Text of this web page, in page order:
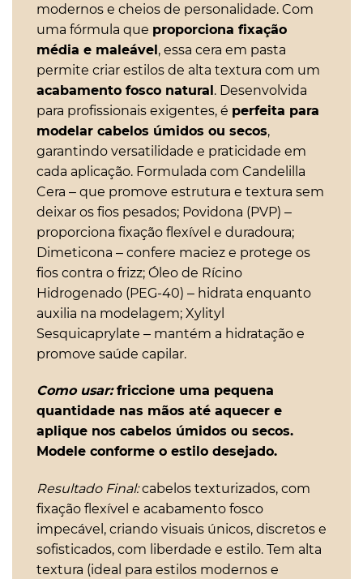
modernos e cheios de personalidade. Com
uma fórmula que proporciona fixação
média e maleável, essa cera em pasta
permite criar estilos de alta textura com um
acabamento fosco natural. Desenvolvida
para profissionais exigentes, é perfeita para
modelar cabelos úmidos ou secos,
garantindo versatilidade e praticidade em
cada aplicação. Formulada com Candelilla
Cera – que promove estrutura e textura sem
deixar os fios pesados; Povidona (PVP) –
proporciona fixação flexível e duradoura;
Dimeticona – confere maciez e protege os
fios contra o frizz; Óleo de Rícino
Hidrogenado (PEG-40) – hidrata enquanto
auxilia na modelagem; Xylityl
Sesquicaprylate – mantém a hidratação e
promove saúde capilar.
Como usar:friccione uma pequena
quantidade nas mãos até aquecer e
aplique nos cabelos úmidos ou secos.
Modele conforme o estilo desejado.
Resultado Final:cabelos texturizados, com
fixação flexível e acabamento fosco
impecável, criando visuais únicos, discretos e
sofisticados, com liberdade e estilo. Tem alta
textura (ideal para estilos modernos e